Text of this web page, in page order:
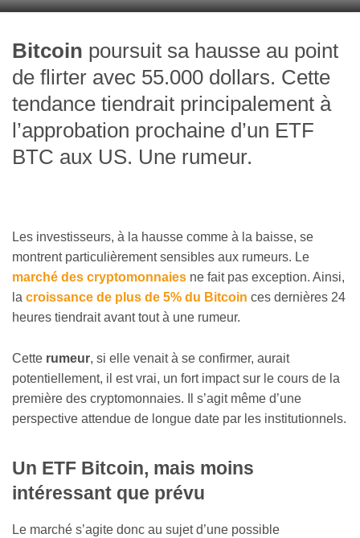
Bitcoin poursuit sa hausse au point
de flirter avec 55.000 dollars. Cette
tendance tiendrait principalement à
l’approbation prochaine d’un ETF
BTC aux US. Une rumeur.
Les investisseurs, à la hausse comme à la baisse, se
montrent particulièrement sensibles aux rumeurs. Le
marché des cryptomonnaies ne fait pas exception. Ainsi,
la croissance de plus de 5% du Bitcoin ces dernières 24
heures tiendrait avant tout à une rumeur.
Cette rumeur, si elle venait à se confirmer, aurait
potentiellement, il est vrai, un fort impact sur le cours de la
première des cryptomonnaies. Il s’agit même d’une
perspective attendue de longue date par les institutionnels.
Un ETF Bitcoin, mais moins
intéressant que prévu
Le marché s’agite donc au sujet d’une possible